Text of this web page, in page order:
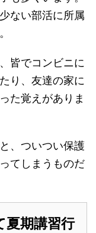
ない部活に所属
皆でコンビニに
り、友達の家に
た覚えがありま
、ついつい保護
てしまうものだ
夏期講習行